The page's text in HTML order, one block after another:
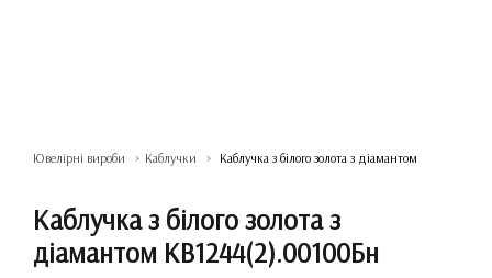
Ювелірні вироби Каблучки Каблучка з білого золота з діамантом
Каблучка з білого золота з
діамантом КВ1244(2).00100Бн